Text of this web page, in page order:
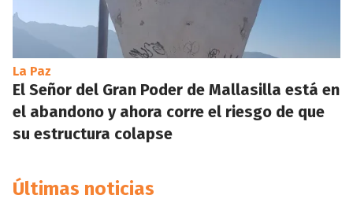
La Paz
El Señor del Gran Poder de Mallasilla está en
el abandono y ahora corre el riesgo de que
su estructura colapse
Últimas noticias